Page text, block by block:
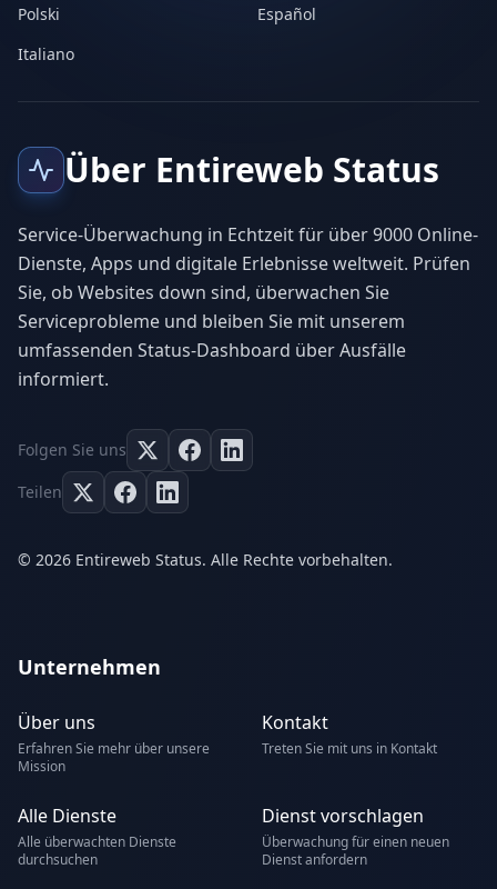
Polski
Español
Italiano
Über Entireweb Status
Service-Überwachung in Echtzeit für über 9000 Online-
Dienste, Apps und digitale Erlebnisse weltweit. Prüfen
Sie, ob Websites down sind, überwachen Sie
Serviceprobleme und bleiben Sie mit unserem
umfassenden Status-Dashboard über Ausfälle
informiert.
Folgen Sie uns
Teilen
© 2026 Entireweb Status. Alle Rechte vorbehalten.
Unternehmen
Über uns
Erfahren Sie mehr über unsere
Mission
Kontakt
Treten Sie mit uns in Kontakt
Alle Dienste
Alle überwachten Dienste
durchsuchen
Dienst vorschlagen
Überwachung für einen neuen
Dienst anfordern